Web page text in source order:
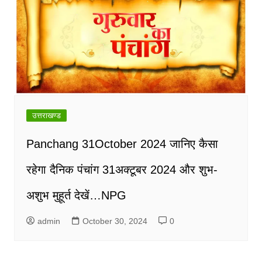
उत्तराखण्ड
Panchang 31October 2024 जानिए कैसा
रहेगा दैनिक पंचांग 31अक्टूबर 2024 और शुभ-
अशुभ मुहूर्त देखें…NPG
admin October 30, 2024 0